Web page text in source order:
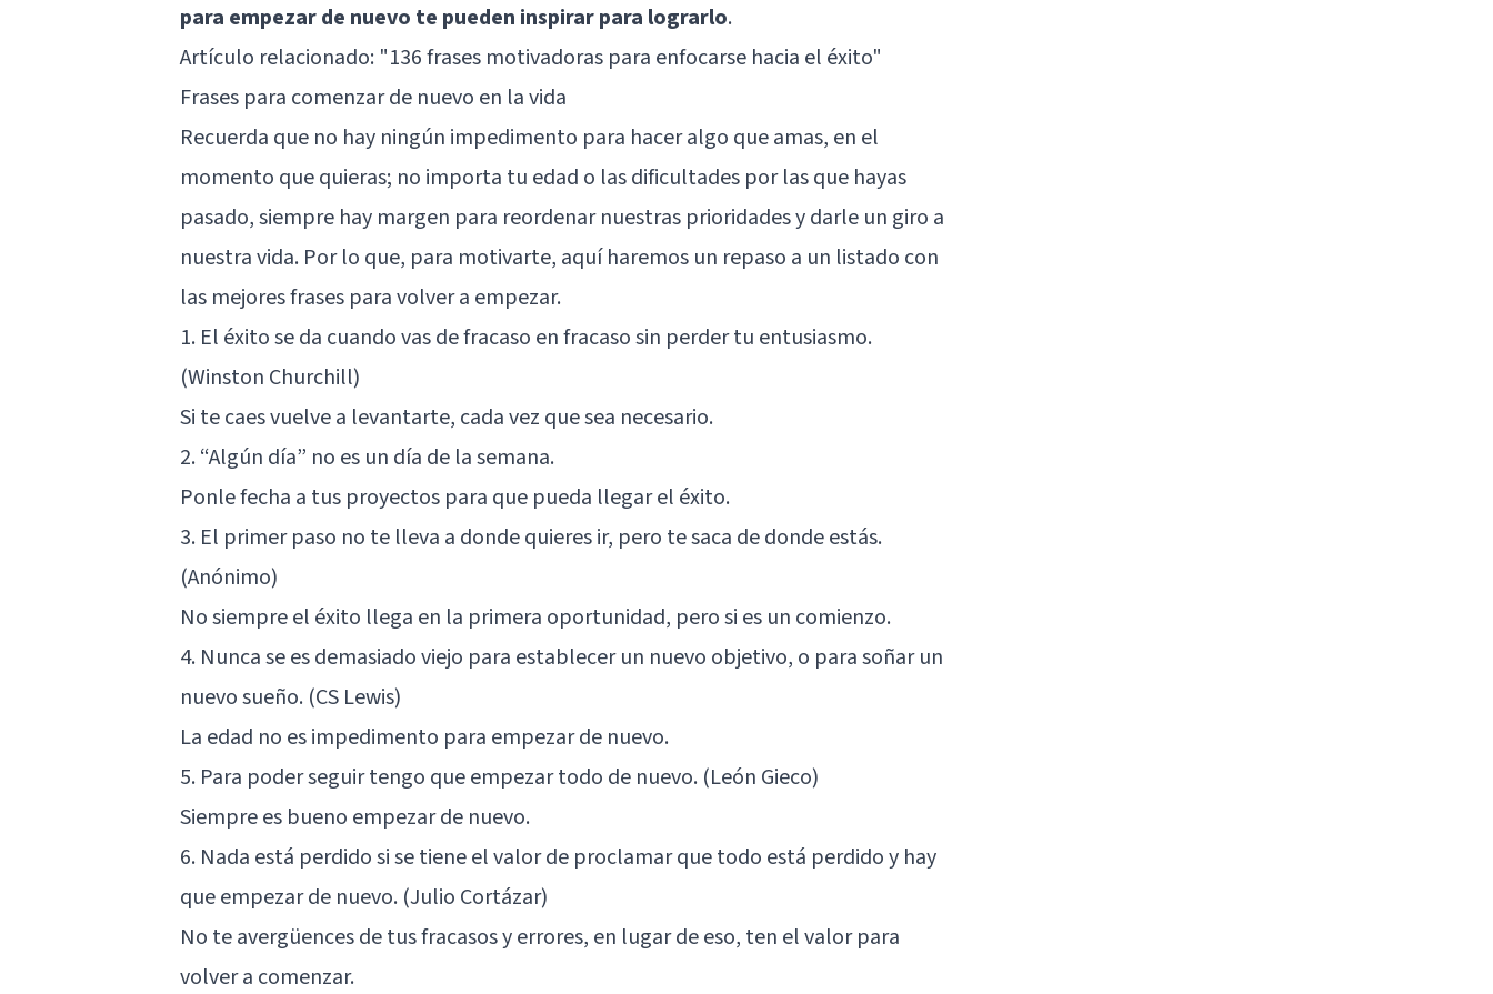
para empezar de nuevo te pueden inspirar para lograrlo.
Artículo relacionado: "136 frases motivadoras para enfocarse hacia el éxito"
Frases para comenzar de nuevo en la vida
Recuerda que no hay ningún impedimento para hacer algo que amas, en el
momento que quieras; no importa tu edad o las dificultades por las que hayas
pasado, siempre hay margen para reordenar nuestras prioridades y darle un giro a
nuestra vida. Por lo que, para motivarte, aquí haremos un repaso a un listado con
las mejores frases para volver a empezar.
1. El éxito se da cuando vas de fracaso en fracaso sin perder tu entusiasmo.
(Winston Churchill)
Si te caes vuelve a levantarte, cada vez que sea necesario.
2. “Algún día” no es un día de la semana.
Ponle fecha a tus proyectos para que pueda llegar el éxito.
3. El primer paso no te lleva a donde quieres ir, pero te saca de donde estás.
(Anónimo)
No siempre el éxito llega en la primera oportunidad, pero si es un comienzo.
4. Nunca se es demasiado viejo para establecer un nuevo objetivo, o para soñar un
nuevo sueño. (CS Lewis)
La edad no es impedimento para empezar de nuevo.
5. Para poder seguir tengo que empezar todo de nuevo. (León Gieco)
Siempre es bueno empezar de nuevo.
6. Nada está perdido si se tiene el valor de proclamar que todo está perdido y hay
que empezar de nuevo. (Julio Cortázar)
No te avergüences de tus fracasos y errores, en lugar de eso, ten el valor para
volver a comenzar.